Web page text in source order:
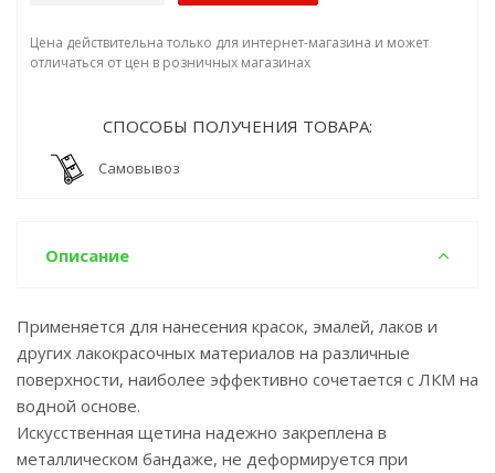
Цена действительна только для интернет-магазина и может
отличаться от цен в розничных магазинах
СПОСОБЫ ПОЛУЧЕНИЯ ТОВАРА:
Самовывоз
Описание
Применяется для нанесения красок, эмалей, лаков и
других лакокрасочных материалов на различные
поверхности, наиболее эффективно сочетается с ЛКМ на
водной основе.
Искусственная щетина надежно закреплена в
металлическом бандаже, не деформируется при